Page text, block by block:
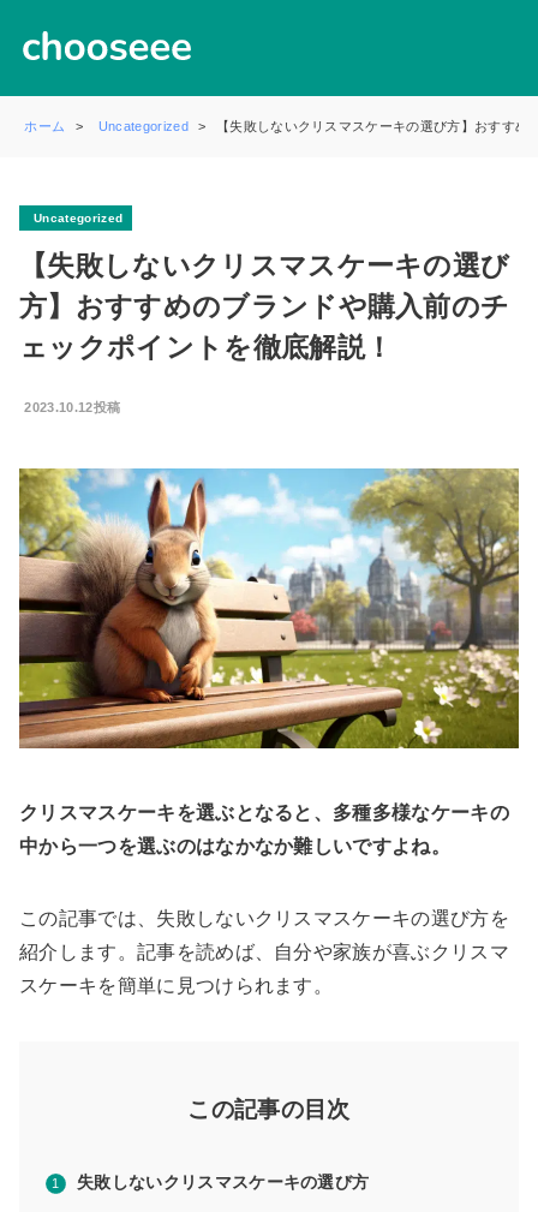
ホーム Uncategorized 【失敗しないクリスマスケーキの選び方】おすす
Uncategorized
【失敗しないクリスマスケーキの選び
方】おすすめのブランドや購入前のチ
ェックポイントを徹底解説！
2023.10.12投稿
クリスマスケーキを選ぶとなると、多種多様なケーキの
中から一つを選ぶのはなかなか難しいですよね。
この記事では、失敗しないクリスマスケーキの選び方を
紹介します。記事を読めば、自分や家族が喜ぶクリスマ
スケーキを簡単に見つけられます。
この記事の目次
失敗しないクリスマスケーキの選び方